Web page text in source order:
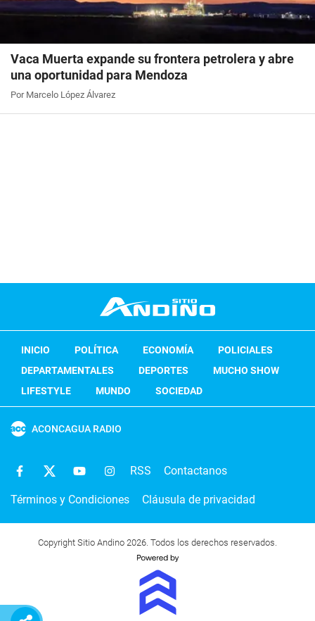
Vaca Muerta expande su frontera petrolera y abre
una oportunidad para Mendoza
Por Marcelo López Álvarez
INICIO POLÍTICA ECONOMÍA
POLICIALES
DEPARTAMENTALES
DEPORTES
MUCHO SHOW
LIFESTYLE
MUNDO SOCIEDAD
ACONCAGUA RADIO
RSS Contactanos
Términos y Condiciones Cláusula de privacidad
Copyright Sitio Andino 2026. Todos los derechos reservados.